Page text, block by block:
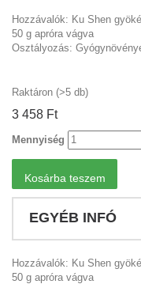
Hozzávalók: Ku Shen
50 g apróra vágva
Osztályozás:
Raktáron (>5 db)
3 458 Ft‎
Mennyiség
Kosárba teszem
EGYÉB INFÓ
Hozzávalók: Ku Shen
50 g apróra vágva